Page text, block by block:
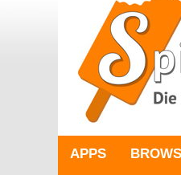
APPS